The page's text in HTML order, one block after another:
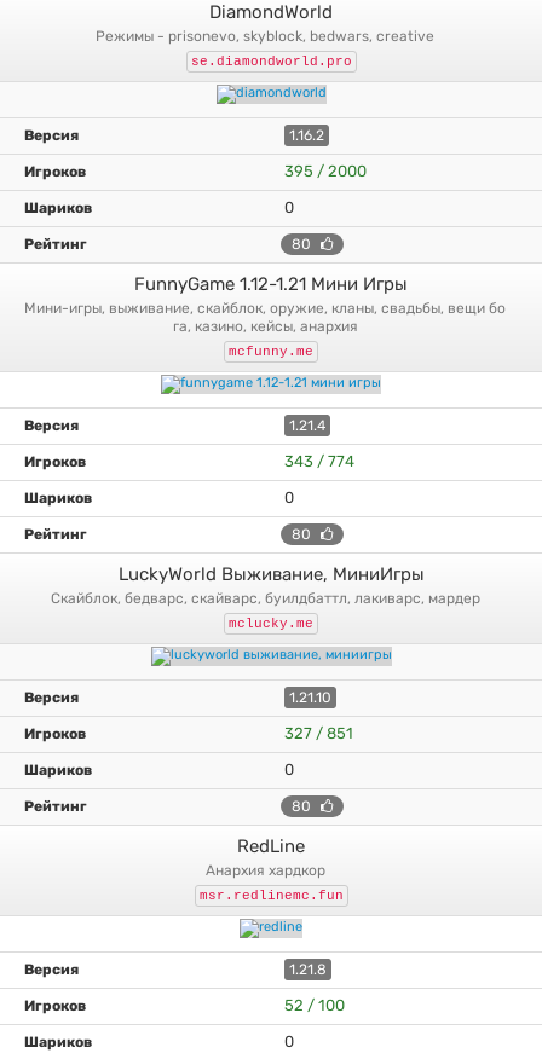
DiamondWorld
режимы - prisonevo, skyblock, bedwars, creative
se.diamondworld.pro
1.16.2
395 / 2000
0
80
FunnyGame 1.12-1.21 Мини Игры
мини-игры, выживание, скайблок, оружие, кланы, свадьбы, вещи бо
га, казино, кейсы, анархия
mcfunny.me
1.21.4
343 / 774
0
80
LuckyWorld Выживание, МиниИгры
скайблок, бедварс, скайварс, буилдбаттл, лакиварс, мардер
mclucky.me
1.21.10
327 / 851
0
80
RedLine
анархия хардкор
msr.redlinemc.fun
1.21.8
52 / 100
0